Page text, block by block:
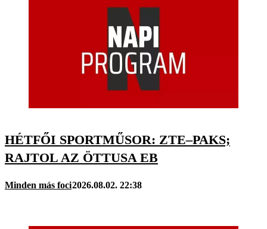
HÉTFŐI SPORTMŰSOR: ZTE–PAKS;
RAJTOL AZ ÖTTUSA EB
Minden más foci2026.08.02. 22:38